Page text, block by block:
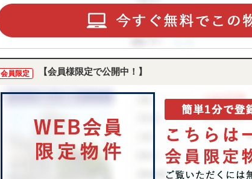
会員限定 【会員様限定で公開中！】